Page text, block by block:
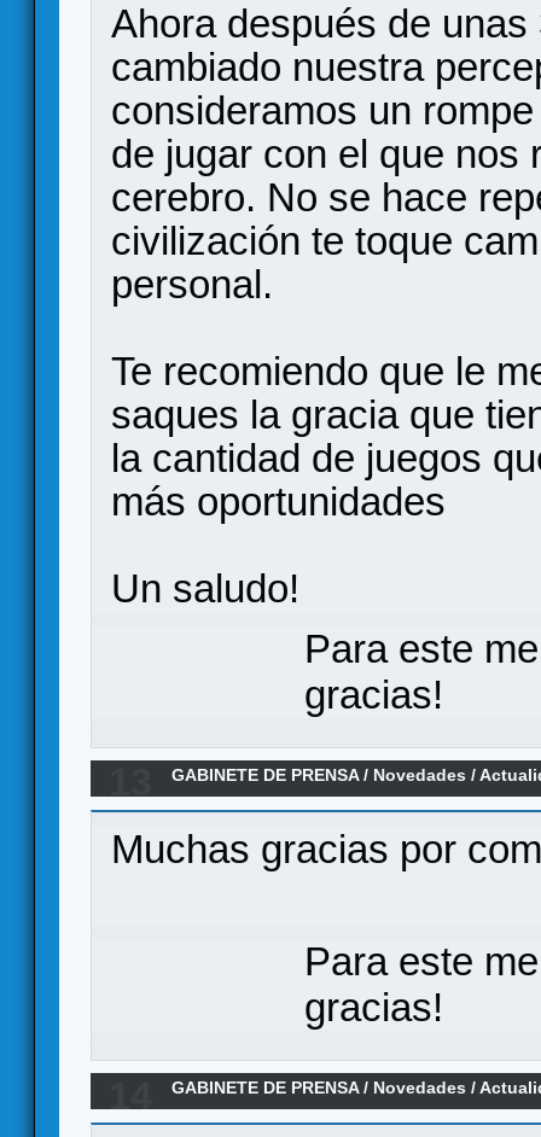
Ahora después de
cambiado nuestra
consideramos un
de jugar con el que nos
cerebro. No se hace
civilización te toque
personal.
Te recomiendo que le
saques la gracia que
la cantidad de juegos
más oportunidades
Un saludo!
Para este
gracias!
GABINETE DE PRENSA/ Novedades /
Muchas gracias por
Para este
gracias!
GABINETE DE PRENSA/ Novedades /